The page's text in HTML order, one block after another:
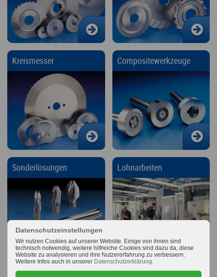
Kreismesser Compositewerkzeuge
Sonderlösungen Lohnarbeiten
Seit über 115 Jahren höchste
Präzision und Qualität aus
Deutschland
Datenschutzeinstellungen
Wir nutzen Cookies auf unserer Website. Einige von ihnen sind
technisch notwendig, weitere hilfreiche Cookies sind dazu da, diese
Website zu analysieren und ihre Nutzererfahrung zu verbessern.
Weitere Infos auch in unserer Datenschutzerklärung.